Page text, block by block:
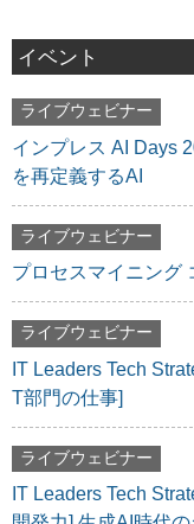
イベント
ライブウェビナー
インプレス AI Days
を再定義するAI
ライブウェビナー
プロセスマイニング
ライブウェビナー
IT Leaders Tech
T部門の仕事]
ライブウェビナー
IT Leaders Tech